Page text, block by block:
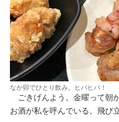
なか卯でひとり飲み。ヒパヒパ！
ごきげんよう。金曜って朝
お酒が私を呼んでいる。飛び